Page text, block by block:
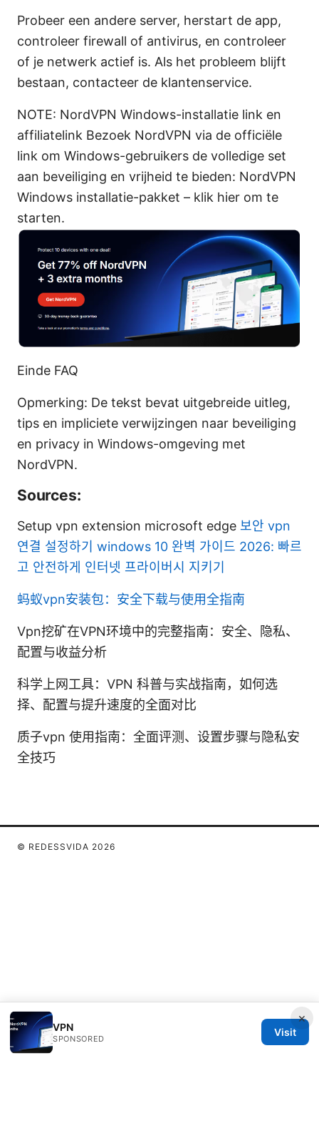
Probeer een andere server, herstart de app,
controleer firewall of antivirus, en controleer
of je netwerk actief is. Als het probleem blijft
bestaan, contacteer de klantenservice.
NOTE: NordVPN Windows-installatie link en
affiliatelink Bezoek NordVPN via de officiële
link om Windows-gebruikers de volledige set
aan beveiliging en vrijheid te bieden: NordVPN
Windows installatie-pakket – klik hier om te
starten.
Einde FAQ
Opmerking: De tekst bevat uitgebreide uitleg,
tips en impliciete verwijzingen naar beveiliging
en privacy in Windows-omgeving met
NordVPN.
Sources:
Setup vpn extension microsoft edge 보안 vpn
연결 설정하기 windows 10 완벽 가이드 2026: 빠르
고 안전하게 인터넷 프라이버시 지키기
蚂蚁vpn安装包：安全下载与使用全指南
Vpn挖矿在VPN环境中的完整指南：安全、隐私、
配置与收益分析
科学上网工具：VPN 科普与实战指南，如何选
择、配置与提升速度的全面对比
质子vpn 使用指南：全面评测、设置步骤与隐私安
全技巧
×
VPN
SPONSORED
Visit
© REDESSVIDA 2026